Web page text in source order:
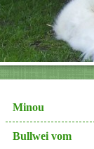
Minou
Bullwei vom